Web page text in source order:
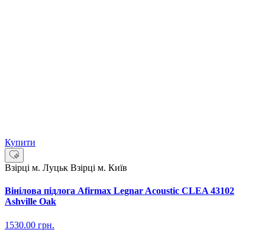
Купити
Взірці м. Луцьк Взірці м. Київ
Вінілова підлога Afirmax Legnar Acoustic CLEA 43102
Ashville Oak
1530.00 грн.